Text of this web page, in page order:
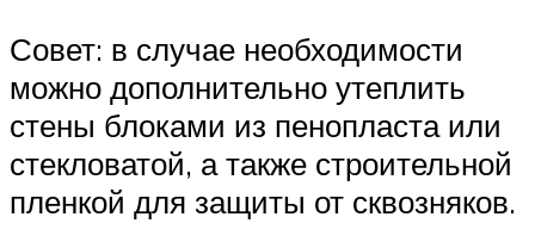
Совет: в случае необходимости
можно дополнительно утеплить
стены блоками из пенопласта или
стекловатой, а также строительной
пленкой для защиты от сквозняков.